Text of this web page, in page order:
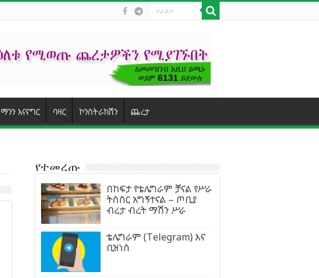
ማንን እናናግር ባዛር ኮንስትራክሽን ጨረታ
የተመረጡ
በከፍታ የቴሌግራም ቻናል የሥራ
ትስስር አግኝተናል – ጦቢያ
ብረታ ብረት ማሽን ሥራ
ቴሌግራም (Telegram) እና
ቢዝነስ